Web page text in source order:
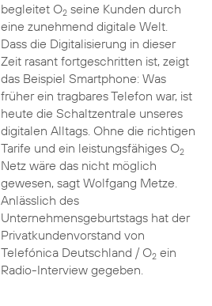
begleitet O2seine Kunden durch
eine zunehmend digitale Welt.
Dass die Digitalisierung in dieser
Zeit rasant fortgeschritten ist, zeigt
das Beispiel Smartphone: Was
früher ein tragbares Telefon war, ist
heute die Schaltzentrale unseres
digitalen Alltags. Ohne die richtigen
Tarife und ein leistungsfähiges O2
Netz wäre das nicht möglich
gewesen, sagt Wolfgang Metze.
Anlässlich des
Unternehmensgeburtstags hat der
Privatkundenvorstand von
Telefónica Deutschland / O2ein
Radio-Interview gegeben.